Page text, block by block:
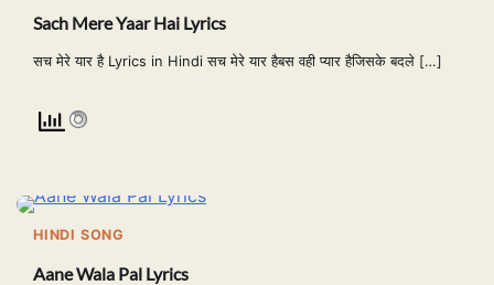
Sach Mere Yaar Hai Lyrics
सच मेरे यार है Lyrics in Hindi सच मेरे यार हैबस वही प्यार हैजिसके बदले […]
HINDI SONG
Aane Wala Pal Lyrics